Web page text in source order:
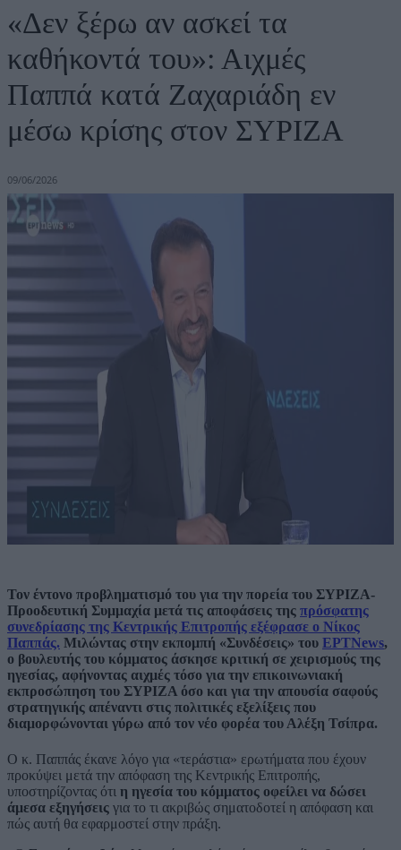
«Δεν ξέρω αν ασκεί τα
καθήκοντά του»: Αιχμές
Παππά κατά Ζαχαριάδη εν
μέσω κρίσης στον ΣΥΡΙΖΑ
09/06/2026
Τον έντονο προβληματισμό του για την πορεία του ΣΥΡΙΖΑ-
Προοδευτική Συμμαχία μετά τις αποφάσεις της πρόσφατης
συνεδρίασης της Κεντρικής Επιτροπής εξέφρασε ο Νίκος
Παππάς. Μιλώντας στην εκπομπή «Συνδέσεις» του ΕΡΤNews,
ο βουλευτής του κόμματος άσκησε κριτική σε χειρισμούς της
ηγεσίας, αφήνοντας αιχμές τόσο για την επικοινωνιακή
εκπροσώπηση του ΣΥΡΙΖΑ όσο και για την απουσία σαφούς
στρατηγικής απέναντι στις πολιτικές εξελίξεις που
διαμορφώνονται γύρω από τον νέο φορέα του Αλέξη Τσίπρα.
Ο κ. Παππάς έκανε λόγο για «τεράστια» ερωτήματα που έχουν
προκύψει μετά την απόφαση της Κεντρικής Επιτροπής,
υποστηρίζοντας ότι η ηγεσία του κόμματος οφείλει να δώσει
άμεσα εξηγήσεις για το τι ακριβώς σηματοδοτεί η απόφαση και
πώς αυτή θα εφαρμοστεί στην πράξη.